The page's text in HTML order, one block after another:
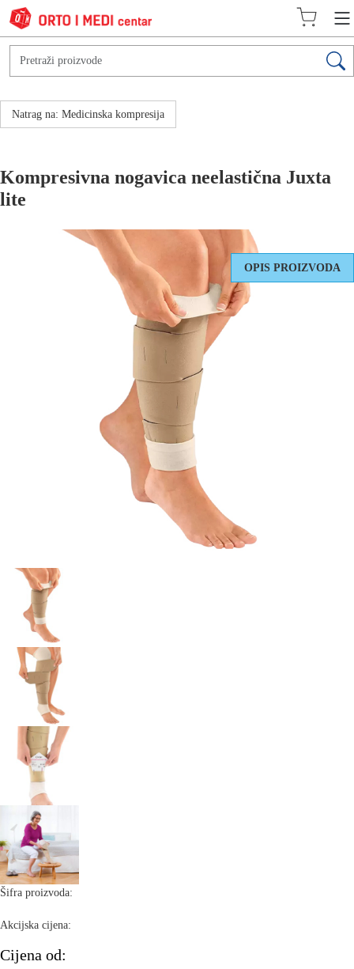
Natrag na: Medicinska kompresija
Kompresivna nogavica neelastična Juxta
lite
OPIS PROIZVODA
Šifra proizvoda:
Akcijska cijena:
Cijena od: